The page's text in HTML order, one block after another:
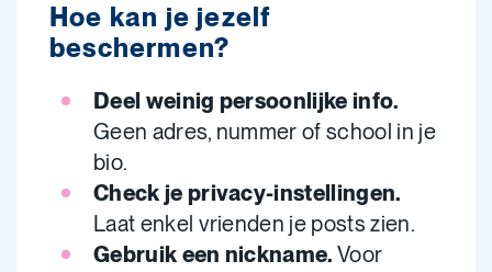
Hoe kan je jezelf
beschermen?
Deel weinig persoonlijke info.
Geen adres, nummer of school in je
bio.
Check je privacy-instellingen.
Laat enkel vrienden je posts zien.
Gebruik een nickname. Voor